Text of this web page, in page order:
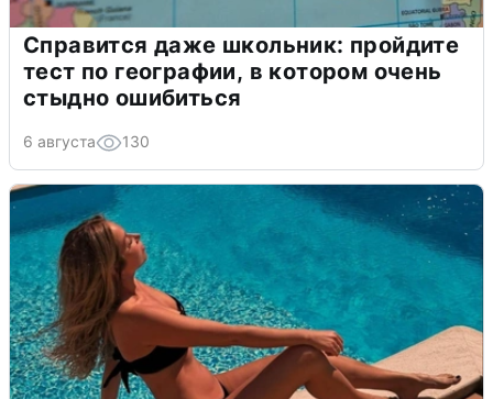
Справится даже школьник: пройдите
тест по географии, в котором очень
стыдно ошибиться
6 августа 130